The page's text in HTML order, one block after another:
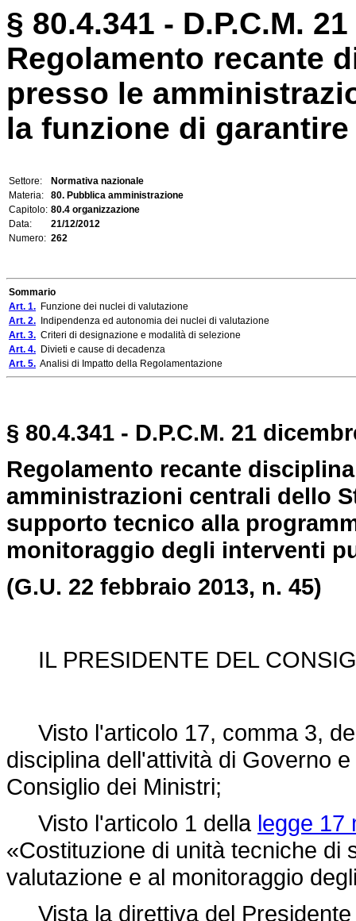
§ 80.4.341 - D.P.C.M.
Regolamento recante
presso le
la funzione di
Settore:
Normativa nazionale
Materia:
80. Pubblica amministrazione
Capitolo: 80.4 organizzazione
Data:
21/12/2012
Numero: 262
Sommario
Art. 1. Funzione dei nuclei di valutazione
Art. 2. Indipendenza ed autonomia dei nuclei di valutazione
Art. 3. Criteri di designazione e modalità di selezione
Art. 4. Divieti e cause di decadenza
Art. 5. Analisi di Impatto della Regolamentazione
§ 80.4.341 - D.P.C.M. 21
Regolamento recante
amministrazioni centrali dello
supporto tecnico alla
monitoraggio degli interventi
(G.U. 22 febbraio 2013, n. 45)
IL PRESIDENTE DEL
Visto l'articolo 17, comma 3,
disciplina dell'attività di Governo
Consiglio dei Ministri;
Visto l'articolo 1 della legge 17
«Costituzione di unità tecniche di
valutazione e al monitoraggio
Vista la direttiva del Presidente